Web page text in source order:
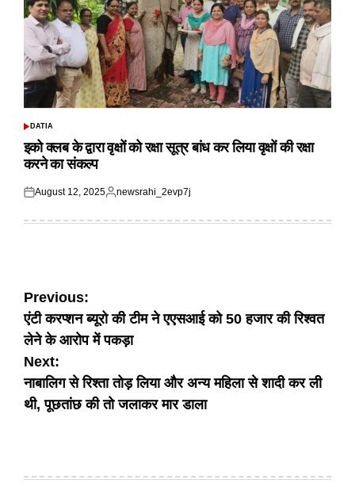
POSTED
DATIA
इको क्लब के द्वारा वृक्षों को रक्षा सूत्र बांध कर लिया वृक्षों की रक्षा
करने का संकल्प
Posted
August 12, 2025
Posted
newsrahi_2evp7j
Post
navigation
Previous:
एंटी करप्शन ब्यूरो की टीम ने एएसआई को 50 हजार की रिश्वत
लेने के आरोप में पकड़ा
Next:
नाबालिग से रिश्ता तोड़ लिया और अन्य महिला से शादी कर ली
थी, पूछतांछ की तो जलाकर मार डाला